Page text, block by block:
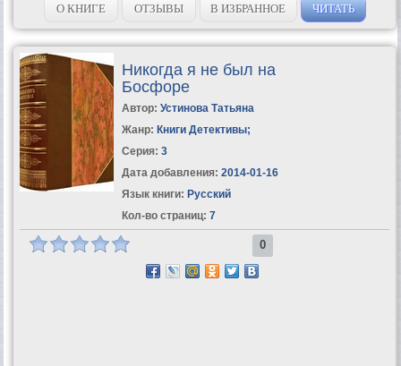
О КНИГЕ ОТЗЫВЫ В ИЗБРАННОЕ ЧИТАТЬ
Никогда я не был на
Босфоре
Автор: Устинова Татьяна
Жанр: Книги Детективы;
Серия: 3
Дата добавления: 2014-01-16
Язык книги: Русский
Кол-во страниц: 7
0